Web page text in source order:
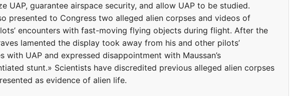
UAP, guarantee airspace security, and allow UAP to be studied.
presented to Congress two alleged alien corpses and videos of
encounters with fast-moving flying objects during flight. After the
lamented the display took away from his and other pilots’
with UAP and expressed disappointment with Maussan’s
stunt.» Scientists have discredited previous alleged alien corpses
as evidence of alien life.